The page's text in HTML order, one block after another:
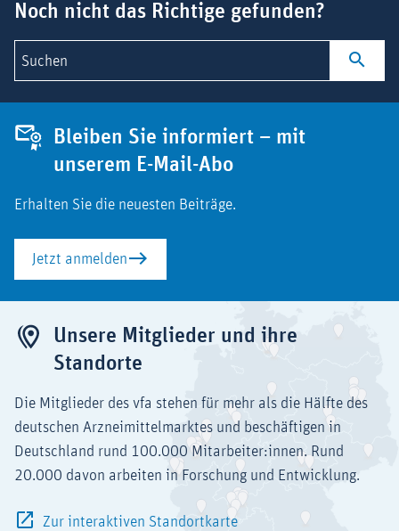
Noch nicht das Richtige gefunden?
Suchen
Bleiben Sie informiert – mit
unserem E-Mail-Abo
Erhalten Sie die neuesten Beiträge.
Jetzt anmelden
Unsere Mitglieder und ihre
Standorte
Die Mitglieder des vfa stehen für mehr als die Hälfte des
deutschen Arzneimittelmarktes und beschäftigen in
Deutschland rund 100.000 Mitarbeiter:innen. Rund
20.000 davon arbeiten in Forschung und Entwicklung.
Zur interaktiven Standortkarte